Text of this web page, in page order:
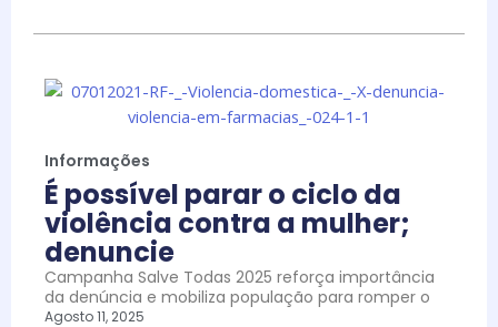
Informações
É possível parar o ciclo da
violência contra a mulher;
denuncie
Campanha Salve Todas 2025 reforça importância
da denúncia e mobiliza população para romper o
Agosto 11, 2025